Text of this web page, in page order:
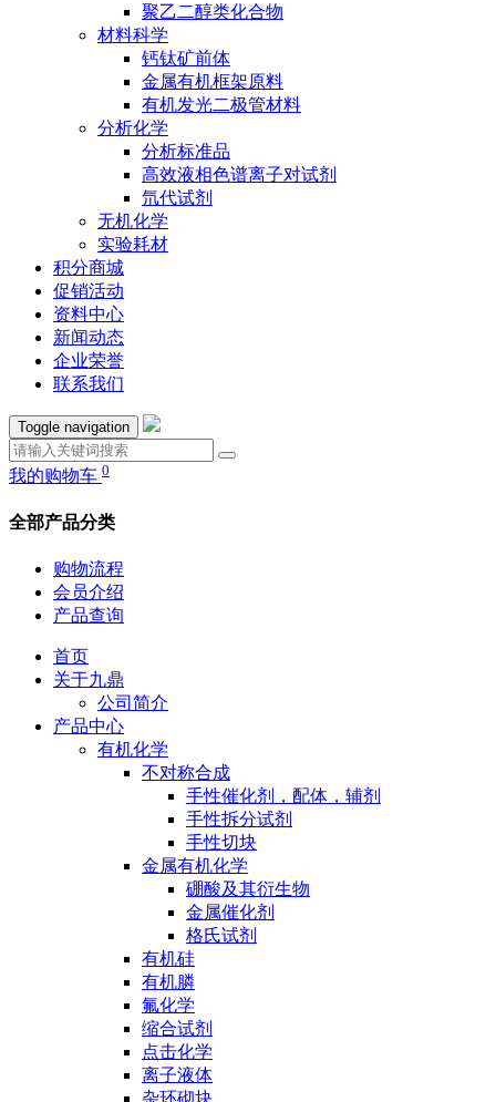
聚乙二醇类化合物
材料科学
钙钛矿前体
金属有机框架原料
有机发光二极管材料
分析化学
分析标准品
高效液相色谱离子对试剂
氘代试剂
无机化学
实验耗材
积分商城
促销活动
资料中心
新闻动态
企业荣誉
联系我们
Toggle navigation
我的购物车 0
全部产品分类
购物流程
会员介绍
产品查询
首页
关于九鼎
公司简介
产品中心
有机化学
不对称合成
手性催化剂，配体，辅剂
手性拆分试剂
手性切块
金属有机化学
硼酸及其衍生物
金属催化剂
格氏试剂
有机硅
有机膦
氟化学
缩合试剂
点击化学
离子液体